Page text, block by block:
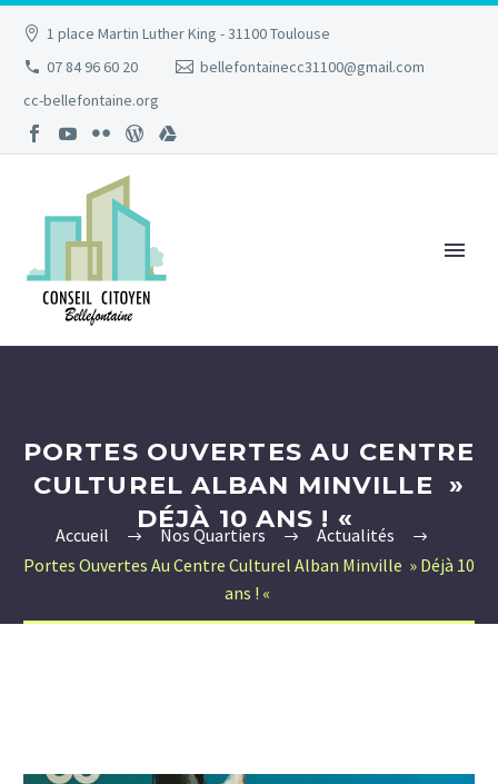
1 place Martin Luther King - 31100 Toulouse
07 84 96 60 20
bellefontainecc31100@gmail.com
cc-bellefontaine.org
PORTES OUVERTES AU CENTRE
CULTUREL ALBAN MINVILLE »
DÉJÀ 10 ANS ! «
Accueil Nos Quartiers
Actualités
Portes Ouvertes Au Centre Culturel Alban Minville » Déjà 10
ans ! «